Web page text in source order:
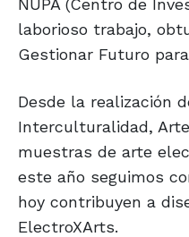
NUPA (Centro de
laborioso trabajo,
Gestionar Futuro
Desde la realización
Interculturalidad,
muestras de arte
este año seguimos
hoy contribuyen a
ElectroXArts.